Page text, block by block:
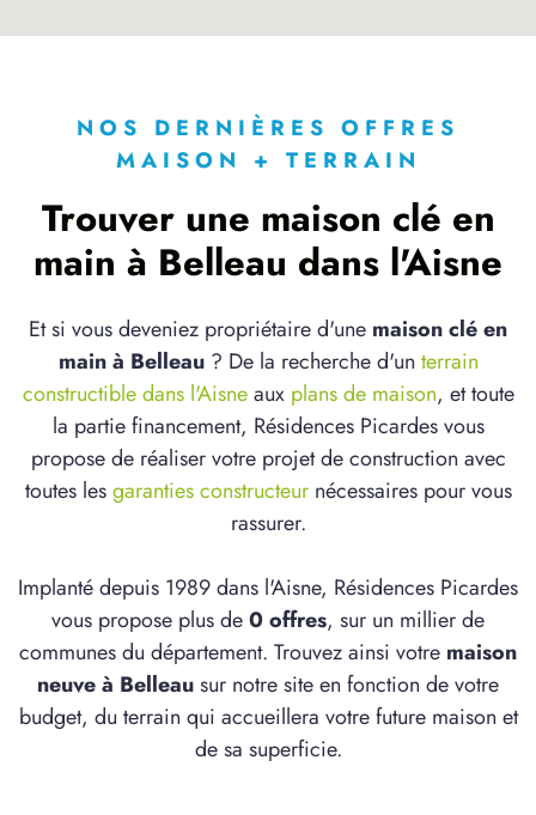
NOS DERNIÈRES OFFRES
MAISON + TERRAIN
Trouver une maison clé en
main à Belleau dans l'Aisne
Et si vous deveniez propriétaire d'une maison clé en
main à Belleau? De la recherche d'un terrain
constructible dans l'Aisneaux plans de maison, et toute
la partie financement, Résidences Picardes vous
propose de réaliser votre projet de construction avec
toutes lesgaranties constructeurnécessaires pour vous
rassurer.
Implanté depuis 1989 dans l'Aisne, Résidences Picardes
vous propose plus de0 offres, sur un millier de
communes du département. Trouvez ainsi votre maison
neuve à Belleausur notre site en fonction de votre
budget, du terrain qui accueillera votre future maison et
de sa superficie.